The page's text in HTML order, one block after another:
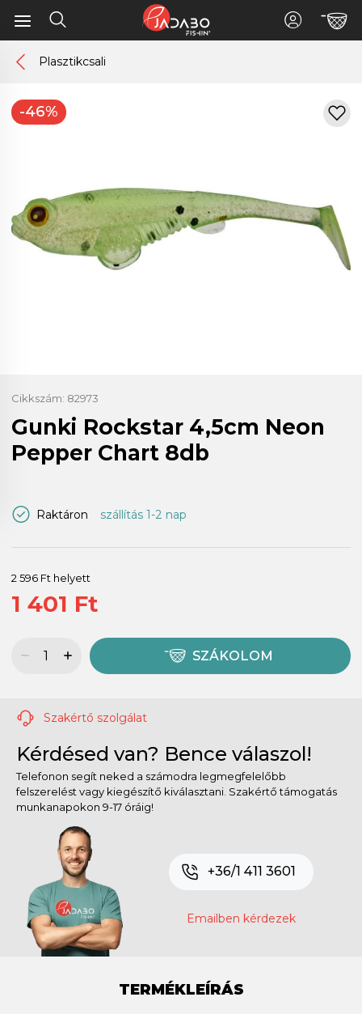
Plasztikcsali
-46%
Cikkszám: 82973
Gunki Rockstar 4,5cm Neon
Pepper Chart 8db
Raktáron szállítás 1-2 nap
2 596 Ft helyett
1 401 Ft
SZÁKOLOM
Szakértő szolgálat
Kérdésed van? Bence válaszol!
Telefonon segít neked a számodra legmegfelelőbb
felszerelést vagy kiegészítő kiválasztani. Szakértő támogatás
munkanapokon 9-17 óráig!
+36/1 411 3601
Emailben kérdezek
TERMÉKLEÍRÁS